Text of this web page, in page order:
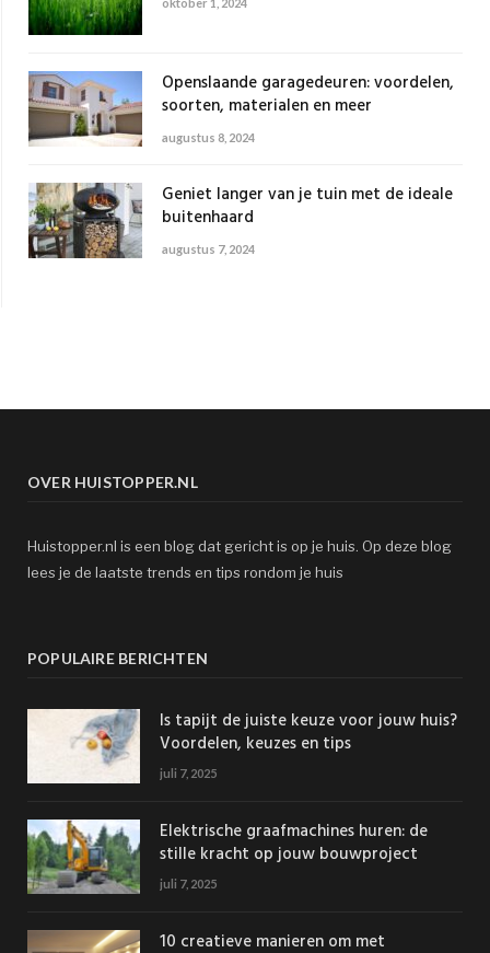
Openslaande garagedeuren: voordelen,
soorten, materialen en meer
augustus 8, 2024
Geniet langer van je tuin met de ideale
buitenhaard
augustus 7, 2024
OVER HUISTOPPER.NL
Huistopper.nl is een blog dat gericht is op je huis. Op deze blog
lees je de laatste trends en tips rondom je huis
POPULAIRE BERICHTEN
Is tapijt de juiste keuze voor jouw huis?
Voordelen, keuzes en tips
juli 7, 2025
Elektrische graafmachines huren: de
stille kracht op jouw bouwproject
juli 7, 2025
10 creatieve manieren om met